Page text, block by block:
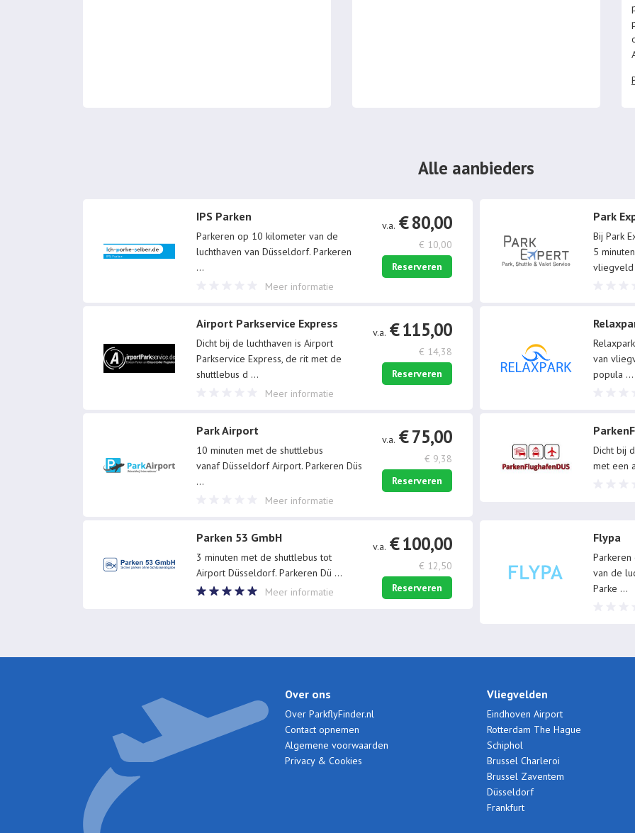
Alle aanbieders
IPS Parken
Parkeren op 10 kilometer van de
luchthaven van Düsseldorf. Parkeren
...
Meer informatie
v.a. € 80,00
€ 10,00
Reserveren
Park
Bij Park
5
Airport Parkservice Express
Dicht bij de luchthaven is Airport
Parkservice Express, de rit met de
shuttlebus d ...
Meer informatie
v.a. € 115,00
€ 14,38
Reserveren
van
popula ...
Park Airport
10 minuten met de shuttlebus
vanaf Düsseldorf Airport. Parkeren Düs
...
Meer informatie
v.a. € 75,00
€ 9,38
Reserveren
Dicht bij
met een
Parken 53 GmbH
3 minuten met de shuttlebus tot
Airport Düsseldorf. Parkeren Dü ...
Meer informatie
v.a. € 100,00
€ 12,50
Reserveren
Flypa
van de
Parke ...
Over ons
Over ParkflyFinder.nl
Contact opnemen
Algemene voorwaarden
Privacy & Cookies
Vliegvelden
Eindhoven Airport
Rotterdam The Hague
Schiphol
Brussel Charleroi
Brussel Zaventem
Düsseldorf
Frankfurt